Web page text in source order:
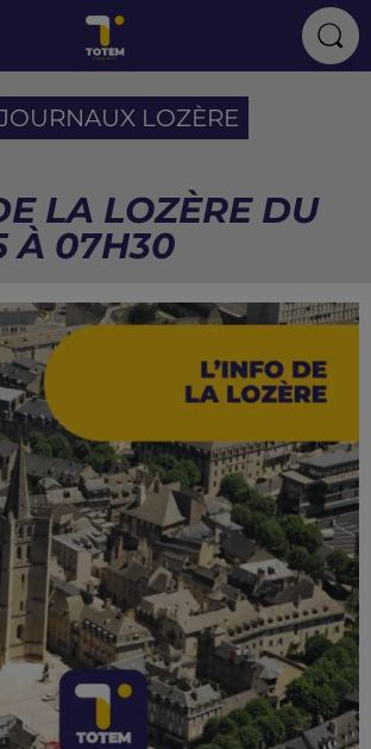
LOZÈRE
LA LOZÈRE DU
À 07H30